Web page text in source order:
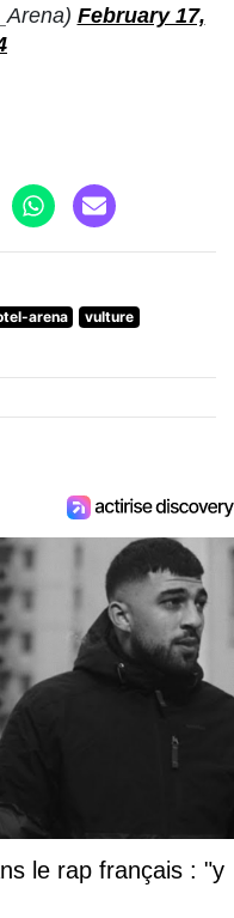
February 17,
arena
vulture
le rap français : "y